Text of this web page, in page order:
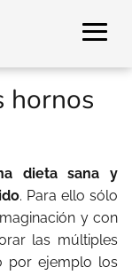
hornos
dieta sana y
. Para ello sólo
y con
las múltiples
por ejemplo los